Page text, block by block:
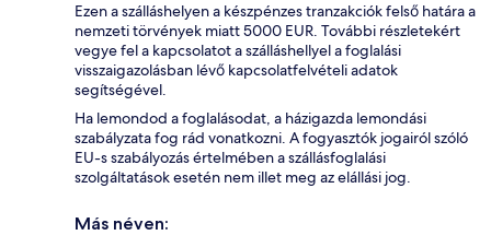
Ezen a szálláshelyen a készpénzes tranzakciók felső határa a
nemzeti törvények miatt 5000 EUR. További részletekért
vegye fel a kapcsolatot a szálláshellyel a foglalási
visszaigazolásban lévő kapcsolatfelvételi adatok
segítségével.
Ha lemondod a foglalásodat, a házigazda lemondási
szabályzata fog rád vonatkozni. A fogyasztók jogairól szóló
EU-s szabályozás értelmében a szállásfoglalási
szolgáltatások esetén nem illet meg az elállási jog.
Más néven: